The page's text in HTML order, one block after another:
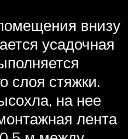
внизу
усадочная
слоя стяжки.
на нее
лента